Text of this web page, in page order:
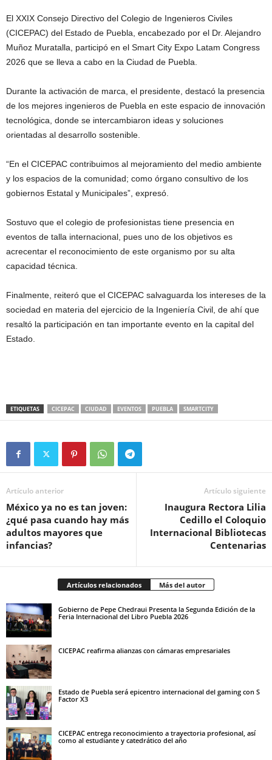
El XXIX Consejo Directivo del Colegio de Ingenieros Civiles
(CICEPAC) del Estado de Puebla, encabezado por el Dr. Alejandro
Muñoz Muratalla, participó en el Smart City Expo Latam Congress
2026 que se lleva a cabo en la Ciudad de Puebla.
Durante la activación de marca, el presidente, destacó la presencia
de los mejores ingenieros de Puebla en este espacio de innovación
tecnológica, donde se intercambiaron ideas y soluciones
orientadas al desarrollo sostenible.
“En el CICEPAC contribuimos al mejoramiento del medio ambiente
y los espacios de la comunidad; como órgano consultivo de los
gobiernos Estatal y Municipales”, expresó.
Sostuvo que el colegio de profesionistas tiene presencia en
eventos de talla internacional, pues uno de los objetivos es
acrecentar el reconocimiento de este organismo por su alta
capacidad técnica.
Finalmente, reiteró que el CICEPAC salvaguarda los intereses de la
sociedad en materia del ejercicio de la Ingeniería Civil, de ahí que
resaltó la participación en tan importante evento en la capital del
Estado.
ETIQUETAS CICEPAC CIUDAD EVENTOS PUEBLA SMARTCITY
Artículo anterior
México ya no es tan joven:
¿qué pasa cuando hay más
adultos mayores que
infancias?
Artículo siguiente
Inaugura Rectora Lilia
Cedillo el Coloquio
Internacional Bibliotecas
Centenarias
Artículos relacionados Más del autor
Gobierno de Pepe Chedraui Presenta la Segunda Edición de la
Feria Internacional del Libro Puebla 2026
CICEPAC reafirma alianzas con cámaras empresariales
Estado de Puebla será epicentro internacional del gaming con S
Factor X3
CICEPAC entrega reconocimiento a trayectoria profesional, así
como al estudiante y catedrático del año